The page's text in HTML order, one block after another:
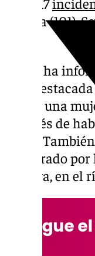
Huelva (101),
Según ha
más
donde una
después de
XXIII.
arrastrado
Atalaya, en el